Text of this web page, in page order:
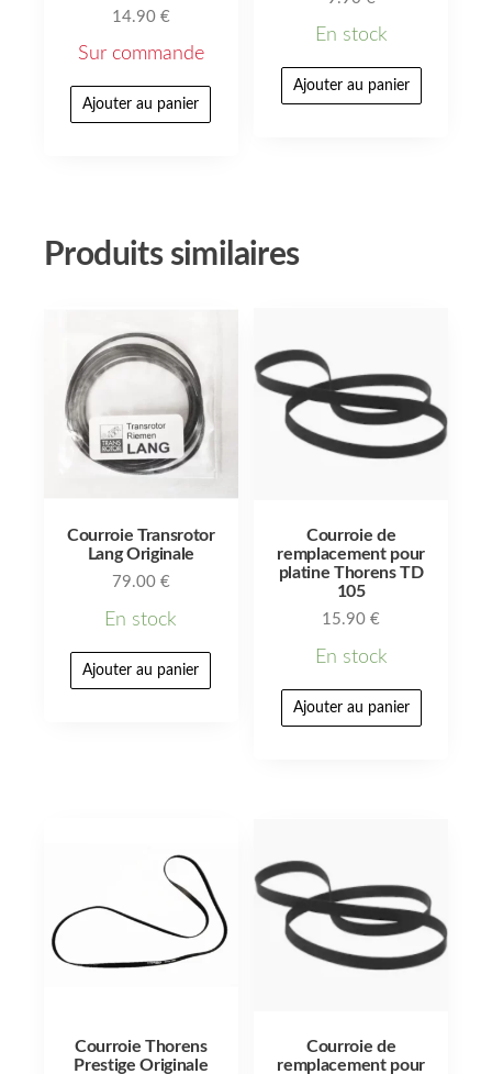
14.90 €
Sur commande
Ajouter au panier
En stock
Ajouter au panier
Produits similaires
Courroie Transrotor
Lang Originale
79.00 €
En stock
Ajouter au panier
Courroie de
remplacement pour
platine Thorens TD
105
15.90€
En stock
Ajouter au panier
Courroie Thorens
Prestige Originale
Courroie de
remplacement pour